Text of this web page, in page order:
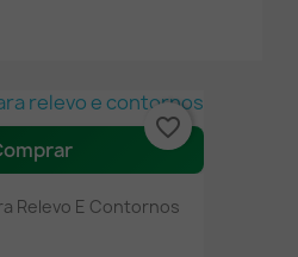
Relevo E Contornos
favorite_border